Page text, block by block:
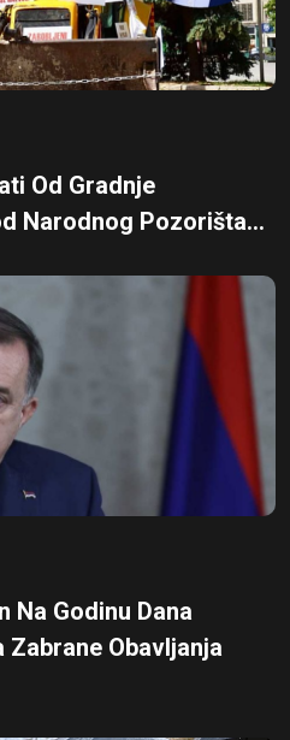
Od Gradnje
Narodnog Pozorišta...
Na Godinu Dana
Obavljanja